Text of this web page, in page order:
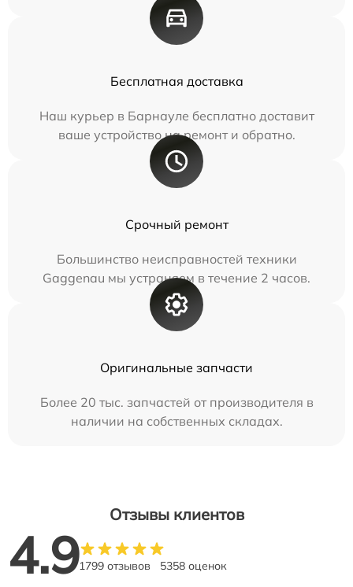
Бесплатная доставка
Наш курьер в Барнауле бесплатно доставит
ваше устройство на ремонт и обратно.
Срочный ремонт
Большинство неисправностей техники
Gaggenau мы устраняем в течение 2 часов.
Оригинальные запчасти
Более 20 тыс. запчастей от производителя в
наличии на собственных складах.
Отзывы клиентов
4.91799 отзывов 5358 оценок